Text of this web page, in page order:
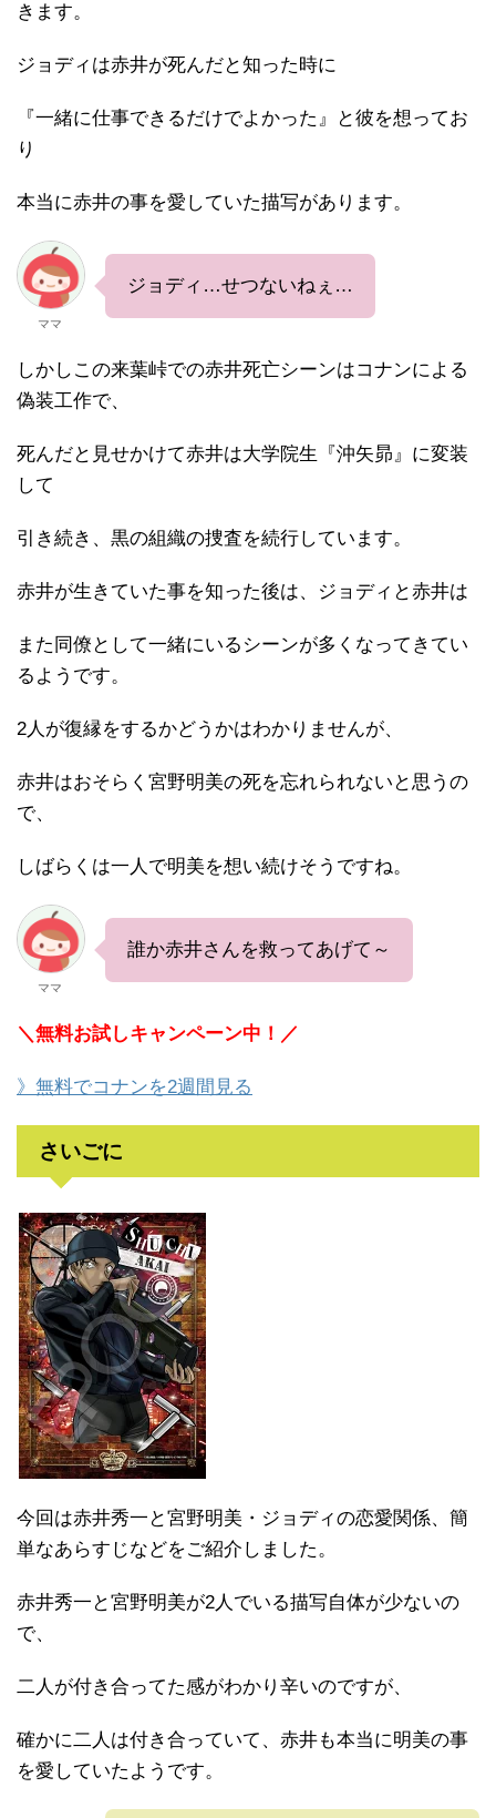
きます。
ジョディは赤井が死んだと知った時に
『一緒に仕事できるだけでよかった』と彼を想ってお
り
本当に赤井の事を愛していた描写があります。
ママ
ジョディ…せつないねぇ…
しかしこの来葉峠での赤井死亡シーンはコナンによる
偽装工作で、
死んだと見せかけて赤井は大学院生『沖矢昴』に変装
して
引き続き、黒の組織の捜査を続行しています。
赤井が生きていた事を知った後は、ジョディと赤井は
また同僚として一緒にいるシーンが多くなってきてい
るようです。
2人が復縁をするかどうかはわかりませんが、
赤井はおそらく宮野明美の死を忘れられないと思うの
で、
しばらくは一人で明美を想い続けそうですね。
ママ
誰か赤井さんを救ってあげて～
＼無料お試しキャンペーン中！／
》無料でコナンを2週間見る
さいごに
今回は赤井秀一と宮野明美・ジョディの恋愛関係、簡
単なあらすじなどをご紹介しました。
赤井秀一と宮野明美が2人でいる描写自体が少ないの
で、
二人が付き合ってた感がわかり辛いのですが、
確かに二人は付き合っていて、赤井も本当に明美の事
を愛していたようです。